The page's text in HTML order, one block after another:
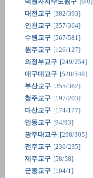
대전교구 [382/393]
인천교구 [357/364]
수원교구 [567/581]
원주교구 [126/127]
의정부교구 [249/254]
대구대교구 [528/540]
부산교구 [355/362]
청주교구 [197/203]
마산교구 [174/177]
안동교구 [94/93]
광주대교구 [298/305]
전주교구 [230/235]
제주교구 [58/58]
군종교구 [104/1]